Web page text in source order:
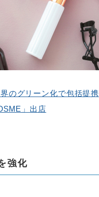
のグリーン化で包括提携
」出店
強化